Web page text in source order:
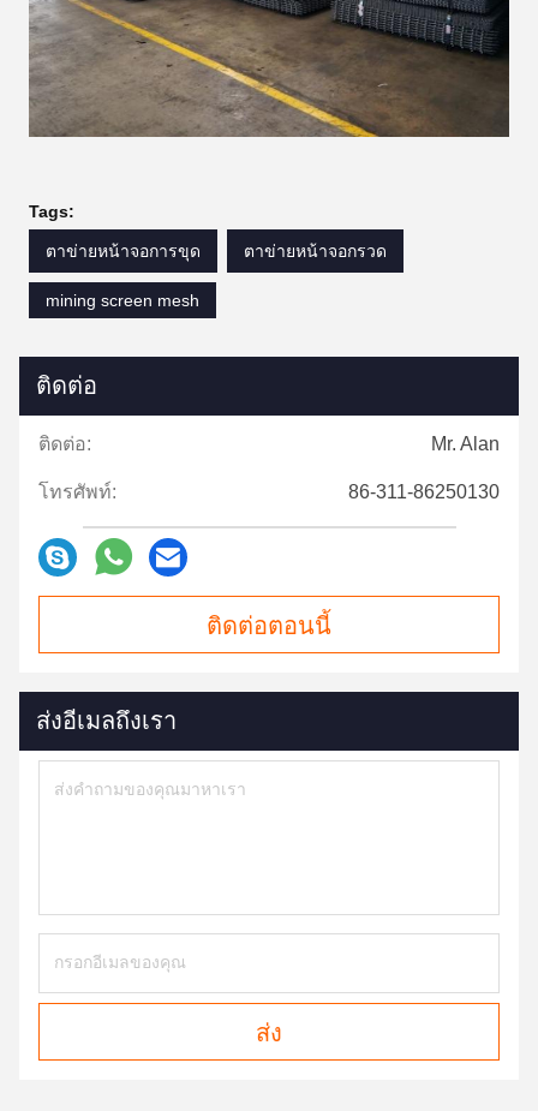
Tags:
ตาข่ายหน้าจอการขุด ตาข่ายหน้าจอกรวด
mining screen mesh
ติดต่อ
ติดต่อ: Mr. Alan
โทรศัพท์: 86-311-86250130
ติดต่อตอนนี้
ส่งอีเมลถึงเรา
ส่ง